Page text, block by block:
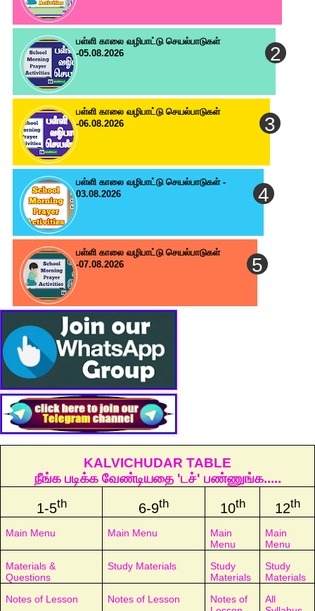
பள்ளி காலை வழிபாட்டு செயல்பாடுகள்
-05.08.2026
பள்ளி காலை வழிபாட்டு செயல்பாடுகள்
-06.08.2026
பள்ளி காலை வழிபாட்டு செயல்பாடுகள் -
03.08.2026
பள்ளி காலை வழிபாட்டு செயல்பாடுகள்
-07.08.2026
KALVICHUDAR TABLE
நீங்க படிக்க வேண்டியதை 'டச்' பண்ணுங்க.....
1-5th 6-9th 10th 12th
Main Menu Main Menu
Main
Menu
Main
Menu
Materials &
Questions
Study Materials
Study
Materials
Study
Materials
Notes of Lesson
Notes of Lesson
Notes of
All